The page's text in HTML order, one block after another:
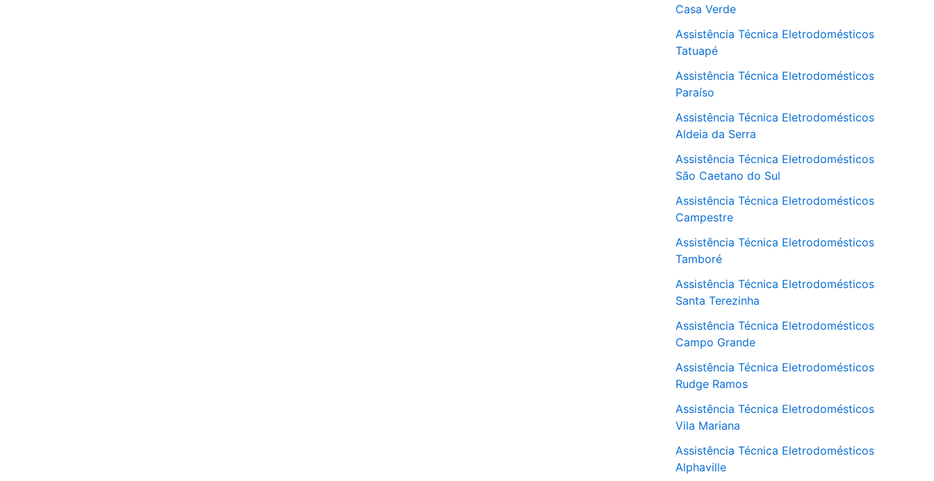
Casa Verde
Assistência Técnica Eletrodomésticos
Tatuapé
Assistência Técnica Eletrodomésticos
Paraíso
Assistência Técnica Eletrodomésticos
Aldeia da Serra
Assistência Técnica Eletrodomésticos
São Caetano do Sul
Assistência Técnica Eletrodomésticos
Campestre
Assistência Técnica Eletrodomésticos
Tamboré
Assistência Técnica Eletrodomésticos
Santa Terezinha
Assistência Técnica Eletrodomésticos
Campo Grande
Assistência Técnica Eletrodomésticos
Rudge Ramos
Assistência Técnica Eletrodomésticos
Vila Mariana
Assistência Técnica Eletrodomésticos
Alphaville